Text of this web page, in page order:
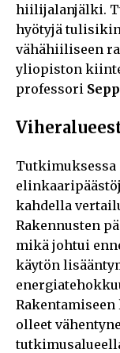
hiilijalanjälki.
hyötyjä
vähähiiliseen
yliopiston
professori
kahdella
Rakennusten
mikä johtui
käytön
olleet